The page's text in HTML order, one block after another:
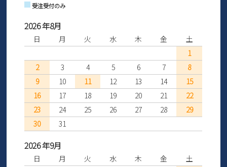
受注受付のみ
2026 年8月
日 月 火 水 木 金
土
1
2
3 4 5 6 7
8
9
10 11 12 13 14
15
16
17 18 19 20 21
22
23
24 25 26 27 28
29
30
31
2026 年9月
日 月 火 水 木 金
土